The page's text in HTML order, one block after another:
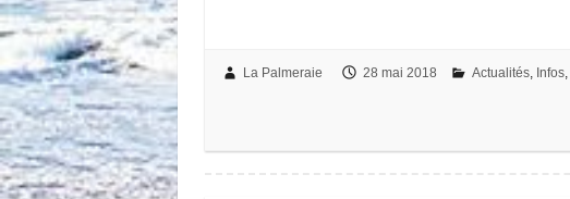
La Palmeraie 28 mai 2018 Actualités, Infos,